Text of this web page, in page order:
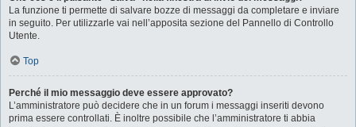
La funzione ti permette di salvare bozze di messaggi da completare e inviare
in seguito. Per utilizzarle vai nell’apposita sezione del Pannello di Controllo
Utente.
Top
Perché il mio messaggio deve essere approvato?
L’amministratore può decidere che in un forum i messaggi inseriti devono
prima essere controllati. È inoltre possibile che l’amministratore ti abbia